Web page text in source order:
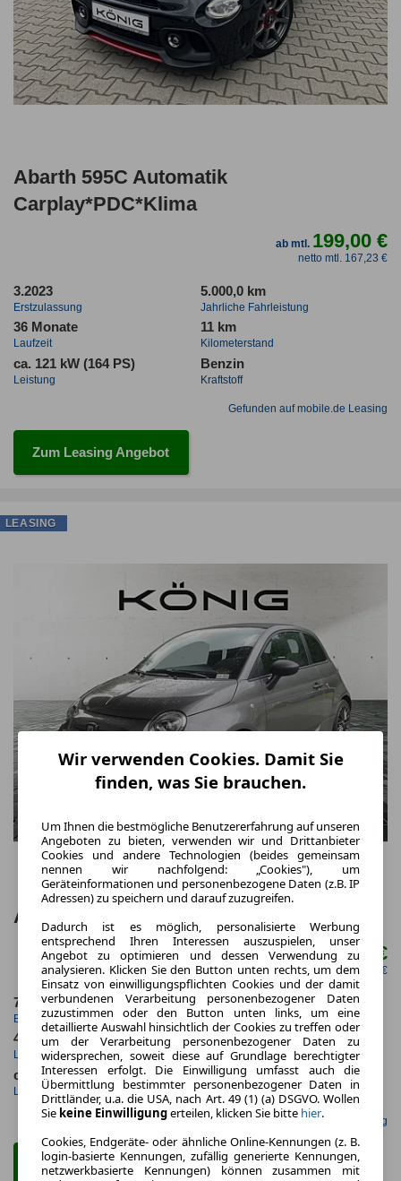
Abarth 595C Automatik
Carplay*PDC*Klima
ab mtl. 199,00 €
netto mtl. 167,23 €
3.2023
Erstzulassung
5.000,0 km
Jahrliche Fahrleistung
36 Monate
Laufzeit
11 km
Kilometerstand
ca. 121 kW (164 PS)
Leistung
Benzin
Kraftstoff
Gefunden auf mobile.de Leasing
Zum Leasing Angebot
Abarth 595C MY23 1.4 T-Jet 165 PS
ab mtl.179,00 €
netto mtl. 150,42 €
7.2023
Erstzulassung
5.000,0 km
Jahrliche Fahrleistung
48 Monate
Laufzeit
14 km
Kilometerstand
ca. 121 kW (164 PS)
Leistung
Benzin
Kraftstoff
Gefunden auf Null Leasing
Zum Leasing Angebot
LEASING
Wir verwenden Cookies. Damit Sie
finden, was Sie brauchen.
Um Ihnen die bestmögliche Benutzererfahrung auf unseren
Angeboten zu bieten, verwenden wir und Drittanbieter
Cookies und andere Technologien (beides gemeinsam
nennen wir nachfolgend: „Cookies"), um
Geräteinformationen und personenbezogene Daten (z.B. IP
Adressen) zu speichern und darauf zuzugreifen.
Dadurch ist es möglich, personalisierte Werbung
entsprechend Ihren Interessen auszuspielen, unser
Angebot zu optimieren und dessen Verwendung zu
analysieren. Klicken Sie den Button unten rechts, um dem
Einsatz von einwilligungspflichten Cookies und der damit
verbundenen Verarbeitung personenbezogener Daten
zuzustimmen oder den Button unten links, um eine
detaillierte Auswahl hinsichtlich der Cookies zu treffen oder
um der Verarbeitung personenbezogener Daten zu
widersprechen, soweit diese auf Grundlage berechtigter
Interessen erfolgt. Die Einwilligung umfasst auch die
Übermittlung bestimmter personenbezogener Daten in
Drittländer, u.a. die USA, nach Art. 49 (1) (a) DSGVO. Wollen
Sie keine Einwilligungerteilen, klicken Sie bitte hier.
Cookies, Endgeräte- oder ähnliche Online-Kennungen (z. B.
login-basierte Kennungen, zufällig generierte Kennungen,
netzwerkbasierte Kennungen) können zusammen mit